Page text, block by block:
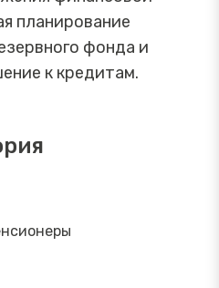
планирование
фонда и
к кредитам.